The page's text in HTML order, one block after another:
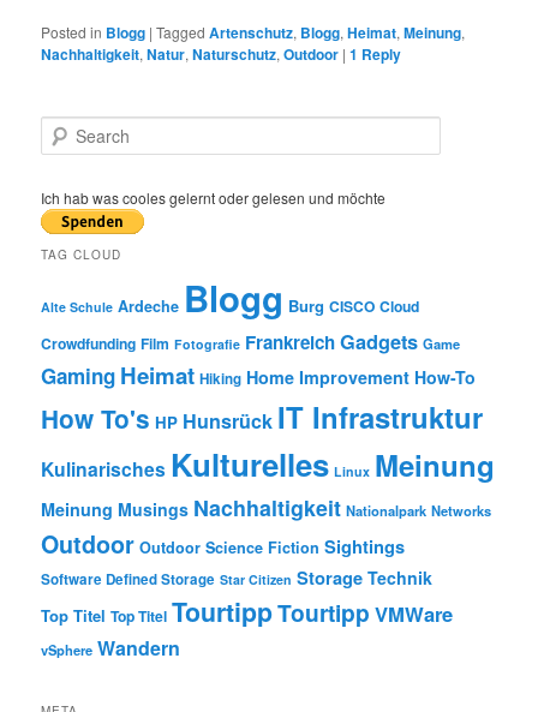
Posted in Blogg |Tagged Artenschutz, Blogg,Heimat,Meinung,
Nachhaltigkeit,Natur,Naturschutz,Outdoor |1 Reply
e
r
c
Ich hab was cooles gelernt oder gelesen und möchte
TAG CLOUD
Alte Schule Ardeche Blogg Burg CISCO Cloud
Crowdfunding Film Fotografie FrankreichGadgets Game
Gaming Heimat Hiking Home Improvement How-To
How To's HP Hunsrück IT Infrastruktur
Kulinarisches Kulturelles Linux Meinung
Meinung Musings Nachhaltigkeit Nationalpark Networks
Outdoor Outdoor Science Fiction Sightings
Software Defined Storage Star Citizen Storage Technik
Top Titel Top Titel TourtippTourtipp VMWare
vSphere Wandern